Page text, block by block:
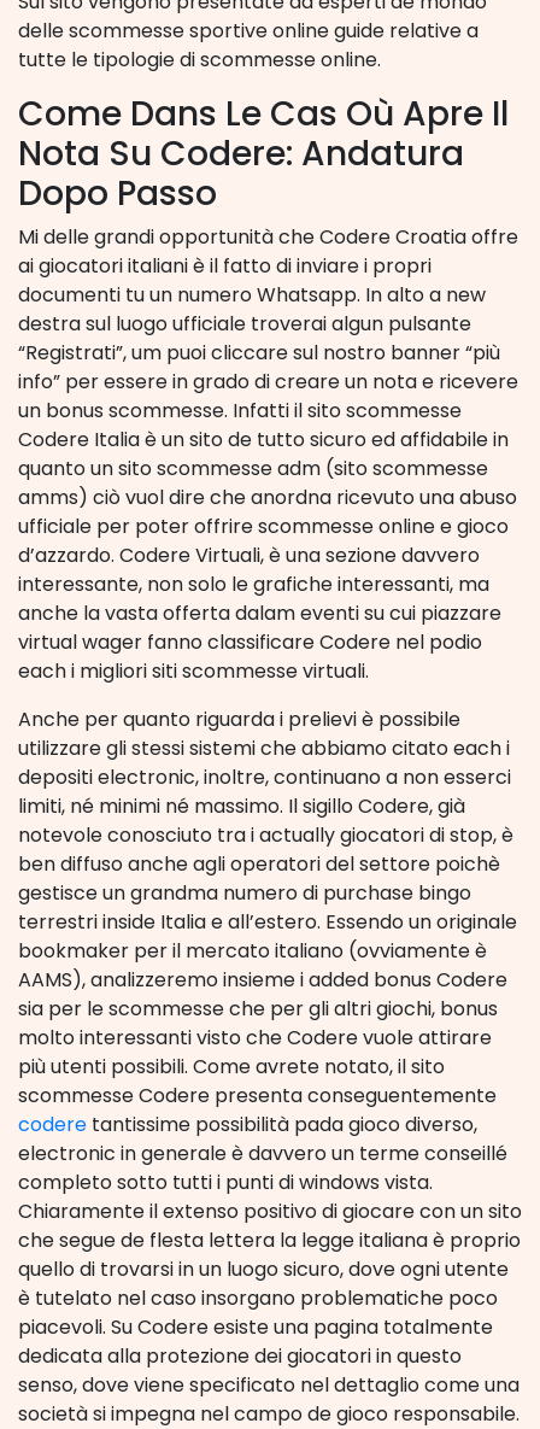
delle scommesse sportive online guide relative a
tutte le tipologie di scommesse online.
Come Dans Le Cas Où Apre Il
Nota Su Codere: Andatura
Dopo Passo
Mi delle grandi opportunità che Codere Croatia offre
ai giocatori italiani è il fatto di inviare i propri
documenti tu un numero Whatsapp. In alto a new
destra sul luogo ufficiale troverai algun pulsante
“Registrati”, um puoi cliccare sul nostro banner “più
info” per essere in grado di creare un nota e ricevere
un bonus scommesse. Infatti il sito scommesse
Codere Italia è un sito de tutto sicuro ed affidabile in
quanto un sito scommesse adm (sito scommesse
amms) ciò vuol dire che anordna ricevuto una abuso
ufficiale per poter offrire scommesse online e gioco
d’azzardo. Codere Virtuali, è una sezione davvero
interessante, non solo le grafiche interessanti, ma
anche la vasta offerta dalam eventi su cui piazzare
virtual wager fanno classificare Codere nel podio
each i migliori siti scommesse virtuali.
Anche per quanto riguarda i prelievi è possibile
utilizzare gli stessi sistemi che abbiamo citato each i
depositi electronic, inoltre, continuano a non esserci
limiti, né minimi né massimo. Il sigillo Codere, già
notevole conosciuto tra i actually giocatori di stop, è
ben diffuso anche agli operatori del settore poichè
gestisce un grandma numero di purchase bingo
terrestri inside Italia e all’estero. Essendo un originale
bookmaker per il mercato italiano (ovviamente è
AAMS), analizzeremo insieme i added bonus Codere
sia per le scommesse che per gli altri giochi, bonus
molto interessanti visto che Codere vuole attirare
più utenti possibili. Come avrete notato, il sito
scommesse Codere presenta conseguentemente
codere tantissime possibilità pada gioco diverso,
electronic in generale è davvero un terme conseillé
completo sotto tutti i punti di windows vista.
Chiaramente il extenso positivo di giocare con un sito
che segue de flesta lettera la legge italiana è proprio
quello di trovarsi in un luogo sicuro, dove ogni utente
è tutelato nel caso insorgano problematiche poco
piacevoli. Su Codere esiste una pagina totalmente
dedicata alla protezione dei giocatori in questo
senso, dove viene specificato nel dettaglio come una
società si impegna nel campo de gioco responsabile.